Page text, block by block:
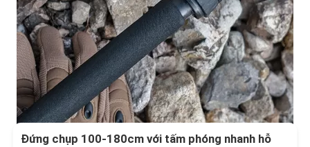
Đứng chụp 100-180cm với tấm phóng nhanh hỗ